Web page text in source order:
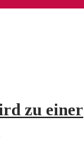
zu einer